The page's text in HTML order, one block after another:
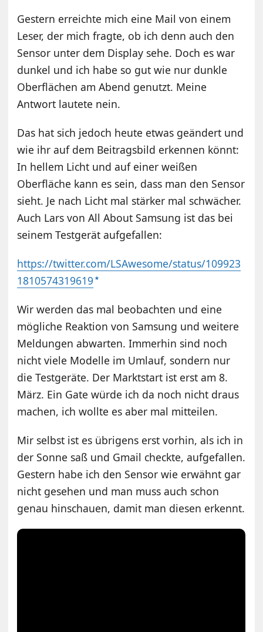
Gestern erreichte mich eine Mail von einem
Leser, der mich fragte, ob ich denn auch den
Sensor unter dem Display sehe. Doch es war
dunkel und ich habe so gut wie nur dunkle
Oberflächen am Abend genutzt. Meine
Antwort lautete nein.
Das hat sich jedoch heute etwas geändert und
wie ihr auf dem Beitragsbild erkennen könnt:
In hellem Licht und auf einer weißen
Oberfläche kann es sein, dass man den Sensor
sieht. Je nach Licht mal stärker mal schwächer.
Auch Lars von All About Samsung ist das bei
seinem Testgerät aufgefallen:
https://twitter.com/LSAwesome/status/109923
1810574319619
Wir werden das mal beobachten und eine
mögliche Reaktion von Samsung und weitere
Meldungen abwarten. Immerhin sind noch
nicht viele Modelle im Umlauf, sondern nur
die Testgeräte. Der Marktstart ist erst am 8.
März. Ein Gate würde ich da noch nicht draus
machen, ich wollte es aber mal mitteilen.
Mir selbst ist es übrigens erst vorhin, als ich in
der Sonne saß und Gmail checkte, aufgefallen.
Gestern habe ich den Sensor wie erwähnt gar
nicht gesehen und man muss auch schon
genau hinschauen, damit man diesen erkennt.